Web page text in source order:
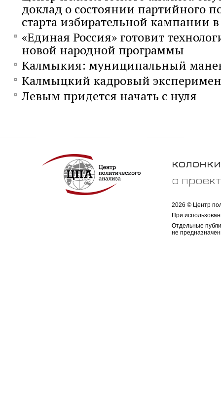
доклад о состоянии партийного
старта избирательной кампании
«Единая Россия» готовит
новой народной программы
Калмыкия: муниципальный
Калмыцкий кадровый
Левым придется начать с нуля
колонки
о
2026 © Центр
При
Отдельные
не